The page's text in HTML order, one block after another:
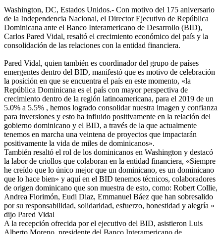
Compartir
Washington, DC, Estados Unidos.- Con motivo del 175 aniversario
de la Independencia Nacional, el Director Ejecutivo de República
Dominicana ante el Banco Interamericano de Desarrollo (BID),
Carlos Pared Vidal, resaltó el crecimiento económico del país y la
consolidación de las relaciones con la entidad financiera.
Pared Vidal, quien también es coordinador del grupo de países
emergentes dentro del BID, manifestó que es motivo de celebración
la posición en que se encuentra el país en este momento, «la
República Dominicana es el país con mayor perspectiva de
crecimiento dentro de la región latinoamericana, para el 2019 de un
5.0% a 5.5% , hemos logrado consolidar nuestra imagen y confianza
para inversiones y esto ha influido positivamente en la relación del
gobierno dominicano y el BID, a través de la que actualmente
tenemos en marcha una veintena de proyectos que impactarán
positivamente la vida de miles de dominicanos».
También resaltó el rol de los dominicanos en Washington y destacó
la labor de criollos que colaboran en la entidad financiera, «Siempre
he creído que lo único mejor que un dominicano, es un dominicano
que lo hace bien» y aquí en el BID tenemos técnicos, colaboradores
de origen dominicano que son muestra de esto, como: Robert Collie,
Andrea Florimón, Eudi Diaz, Emmanuel Báez que han sobresalido
por su responsabilidad, solidaridad, esfuerzo, honestidad y alegría »
dijo Pared Vidal
A la recepción ofrecida por el ejecutivo del BID, asistieron Luis
Alberto Moreno, presidente del Banco Interamericano de